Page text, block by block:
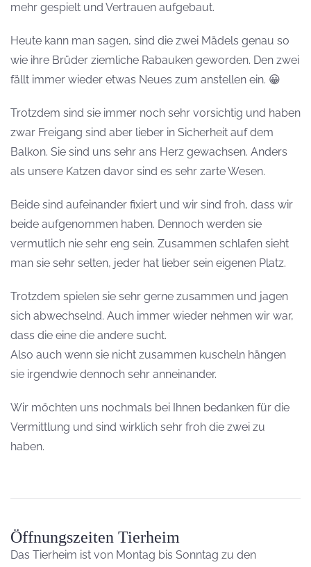
mehr gespielt und Vertrauen aufgebaut.
Heute kann man sagen, sind die zwei Mädels genau so
wie ihre Brüder ziemliche Rabauken geworden. Den zwei
fällt immer wieder etwas Neues zum anstellen ein. 😀
Trotzdem sind sie immer noch sehr vorsichtig und haben
zwar Freigang sind aber lieber in Sicherheit auf dem
Balkon. Sie sind uns sehr ans Herz gewachsen. Anders
als unsere Katzen davor sind es sehr zarte Wesen.
Beide sind aufeinander fixiert und wir sind froh, dass wir
beide aufgenommen haben. Dennoch werden sie
vermutlich nie sehr eng sein. Zusammen schlafen sieht
man sie sehr selten, jeder hat lieber sein eigenen Platz.
Trotzdem spielen sie sehr gerne zusammen und jagen
sich abwechselnd. Auch immer wieder nehmen wir war,
dass die eine die andere sucht.
Also auch wenn sie nicht zusammen kuscheln hängen
sie irgendwie dennoch sehr anneinander.
Wir möchten uns nochmals bei Ihnen bedanken für die
Vermittlung und sind wirklich sehr froh die zwei zu
haben.
Öffnungszeiten Tierheim
Das Tierheim ist von Montag bis Sonntag zu den